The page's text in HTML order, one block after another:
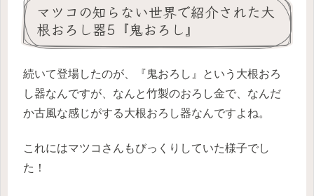
マツコの知らない世界で紹介された大
根おろし器5『鬼おろし』
続いて登場したのが、『鬼おろし』という大根おろ
し器なんですが、なんと竹製のおろし金で、なんだ
か古風な感じがする大根おろし器なんですよね。
これにはマツコさんもびっくりしていた様子でし
た！